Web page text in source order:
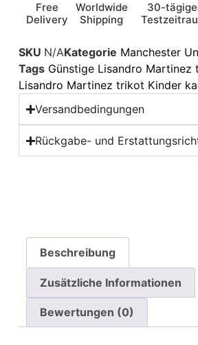
Free
Delivery
Worldwide
Shipping
30-
SKU N/AKategorie Manchester
Tags Günstige Lisandro Martinez
Lisandro Martinez trikot Kinder
Versandbedingungen
Rückgabe- und
Beschreibung
Zusätzliche Informationen
Bewertungen (0)